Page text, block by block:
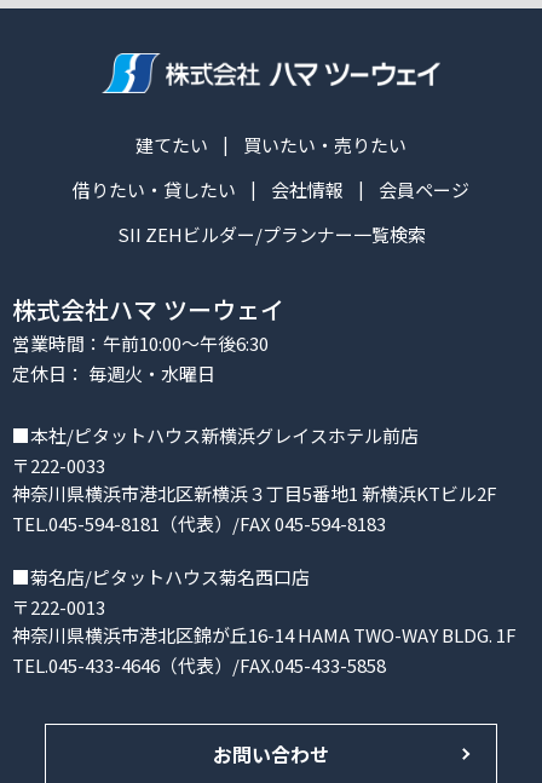
建てたい
買いたい・売りたい
借りたい・貸したい
会社情報
会員ページ
SII ZEHビルダー/プランナー一覧検索
株式会社ハマ ツーウェイ
営業時間：午前10:00～午後6:30
定休日： 毎週火・水曜日
■本社/ピタットハウス新横浜グレイスホテル前店
〒222-0033
神奈川県横浜市港北区新横浜３丁目5番地1 新横浜KTビル2F
TEL.045-594-8181（代表）/FAX 045-594-8183
■菊名店/ピタットハウス菊名西口店
〒222-0013
神奈川県横浜市港北区錦が丘16-14 HAMA TWO-WAY BLDG. 1F
TEL.045-433-4646（代表）/FAX.045-433-5858
お問い合わせ